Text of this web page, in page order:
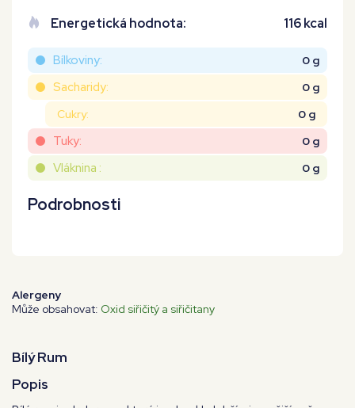
Energetická hodnota: 116 kcal
Bílkoviny: 0 g
Sacharidy:
0 g
Cukry:
0 g
Tuky: 0 g
Vláknina : 0 g
Podrobnosti
Alergeny
Může obsahovat: Oxid siřičitý a siřičitany
Bílý Rum
Popis